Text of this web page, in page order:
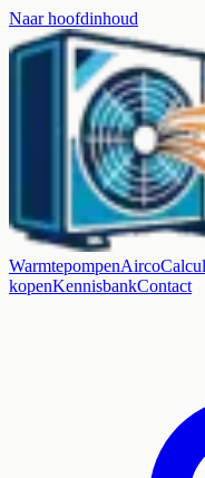
Naar hoofdinhoud
WarmtepompenAirco
kopenKennisbankContact